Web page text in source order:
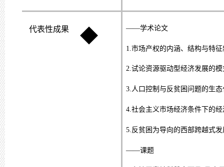
代表性成果 ◆ ——学术论文
1. 市场产权的内涵、结构与特征
2.试论资源驱动型经济发展的模
3.人口控制与反贫困问题的生
4. 社会主义市场经济条件下的
5. 反贫困为导向的西部跨越式
——课题